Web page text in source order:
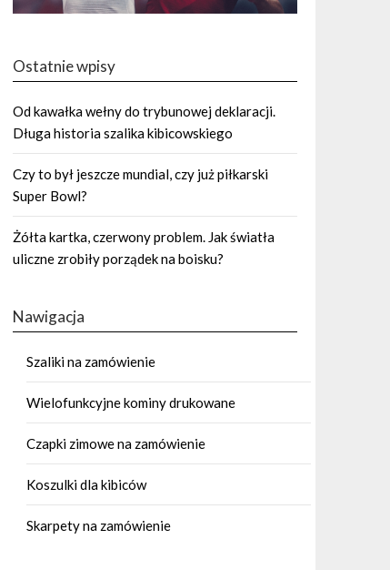
Ostatnie wpisy
Od kawałka wełny do trybunowej deklaracji.
Długa historia szalika kibicowskiego
Czy to był jeszcze mundial, czy już piłkarski
Super Bowl?
Żółta kartka, czerwony problem. Jak światła
uliczne zrobiły porządek na boisku?
Nawigacja
Szaliki na zamówienie
Wielofunkcyjne kominy drukowane
Czapki zimowe na zamówienie
Koszulki dla kibiców
Skarpety na zamówienie